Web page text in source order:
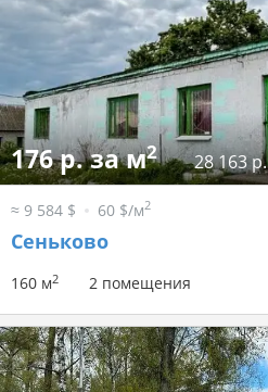
176 р. за м2 28 163 р.
≈ 9 584 $ 60 $/м2
Сеньково
160 м2 2 помещения